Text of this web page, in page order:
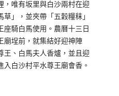
，唯有坂里與白沙兩村在迎
」，並夾帶「五穀糧秣」
座騎白馬使用。農曆十三日
廟埕前，就集結好迎神陣
王、白馬夫人香爐，並且迎
白沙村平水尊王廟會香。